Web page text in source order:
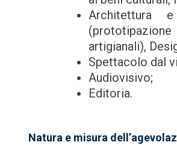
Architettura
artigianali),
Spettacolo dal
Audiovisivo;
Editoria.
Natura e misura